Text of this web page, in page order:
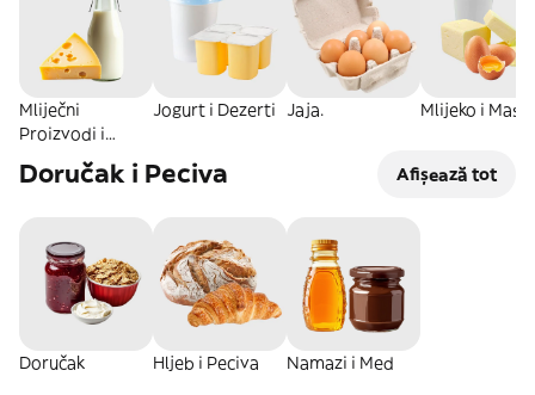
Mliječni
Proizvodi i
Jogurt i Dezerti Jaja. Mlijeko i
Doručak i Peciva Afișează tot
Doručak Hljeb i Peciva Namazi i Med